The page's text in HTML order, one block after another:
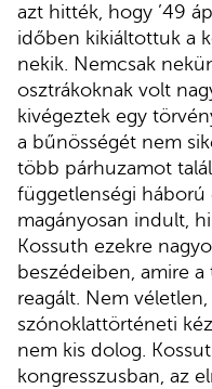
azt hitték, hogy ’49
időben kikiáltottuk a
nekik. Nemcsak
osztrákoknak volt
kivégeztek egy
a bűnösségét nem
több párhuzamot
függetlenségi háború
magányosan indult,
Kossuth ezekre
beszédeiben, amire
reagált. Nem
szónoklattörténeti
nem kis dolog.
kongresszusban, az